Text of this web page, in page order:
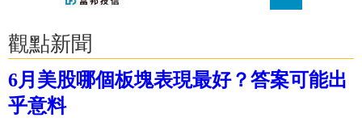
觀點新聞
6月美股哪個板塊表現最好？答案可能出
乎意料